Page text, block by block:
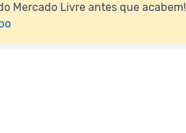
Mercado Livre antes que acabem!